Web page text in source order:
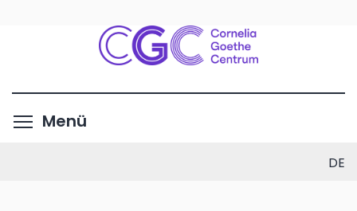
Inhalt
Menü
DE